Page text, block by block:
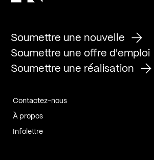
Soumettre une nouvelle
Soumettre une offre d'emploi
Soumettre une réalisation
Contactez-nous
À propos
Infolettre